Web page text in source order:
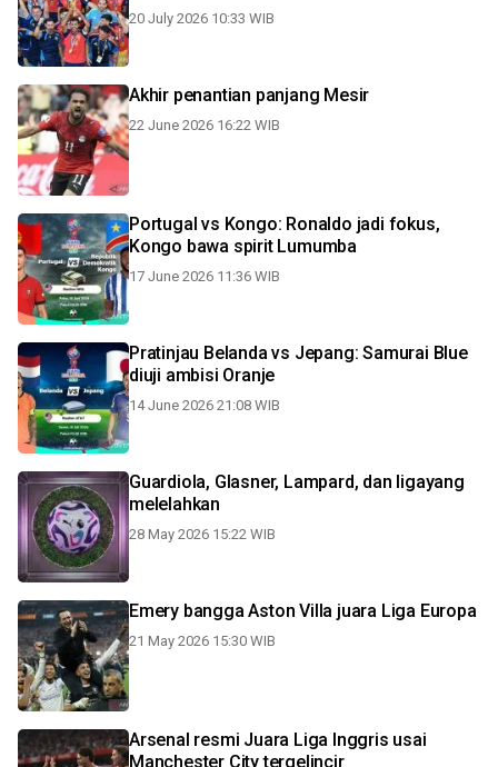
20 July 2026 10:33 WIB
Akhir penantian panjang Mesir
22 June 2026 16:22 WIB
Portugal vs Kongo: Ronaldo jadi fokus,
Kongo bawa spirit Lumumba
17 June 2026 11:36 WIB
Pratinjau Belanda vs Jepang: Samurai Blue
diuji ambisi Oranje
14 June 2026 21:08 WIB
Guardiola, Glasner, Lampard, dan ligayang
melelahkan
28 May 2026 15:22 WIB
Emery bangga Aston Villa juara Liga Europa
21 May 2026 15:30 WIB
Arsenal resmi Juara Liga Inggris usai
Manchester City tergelincir